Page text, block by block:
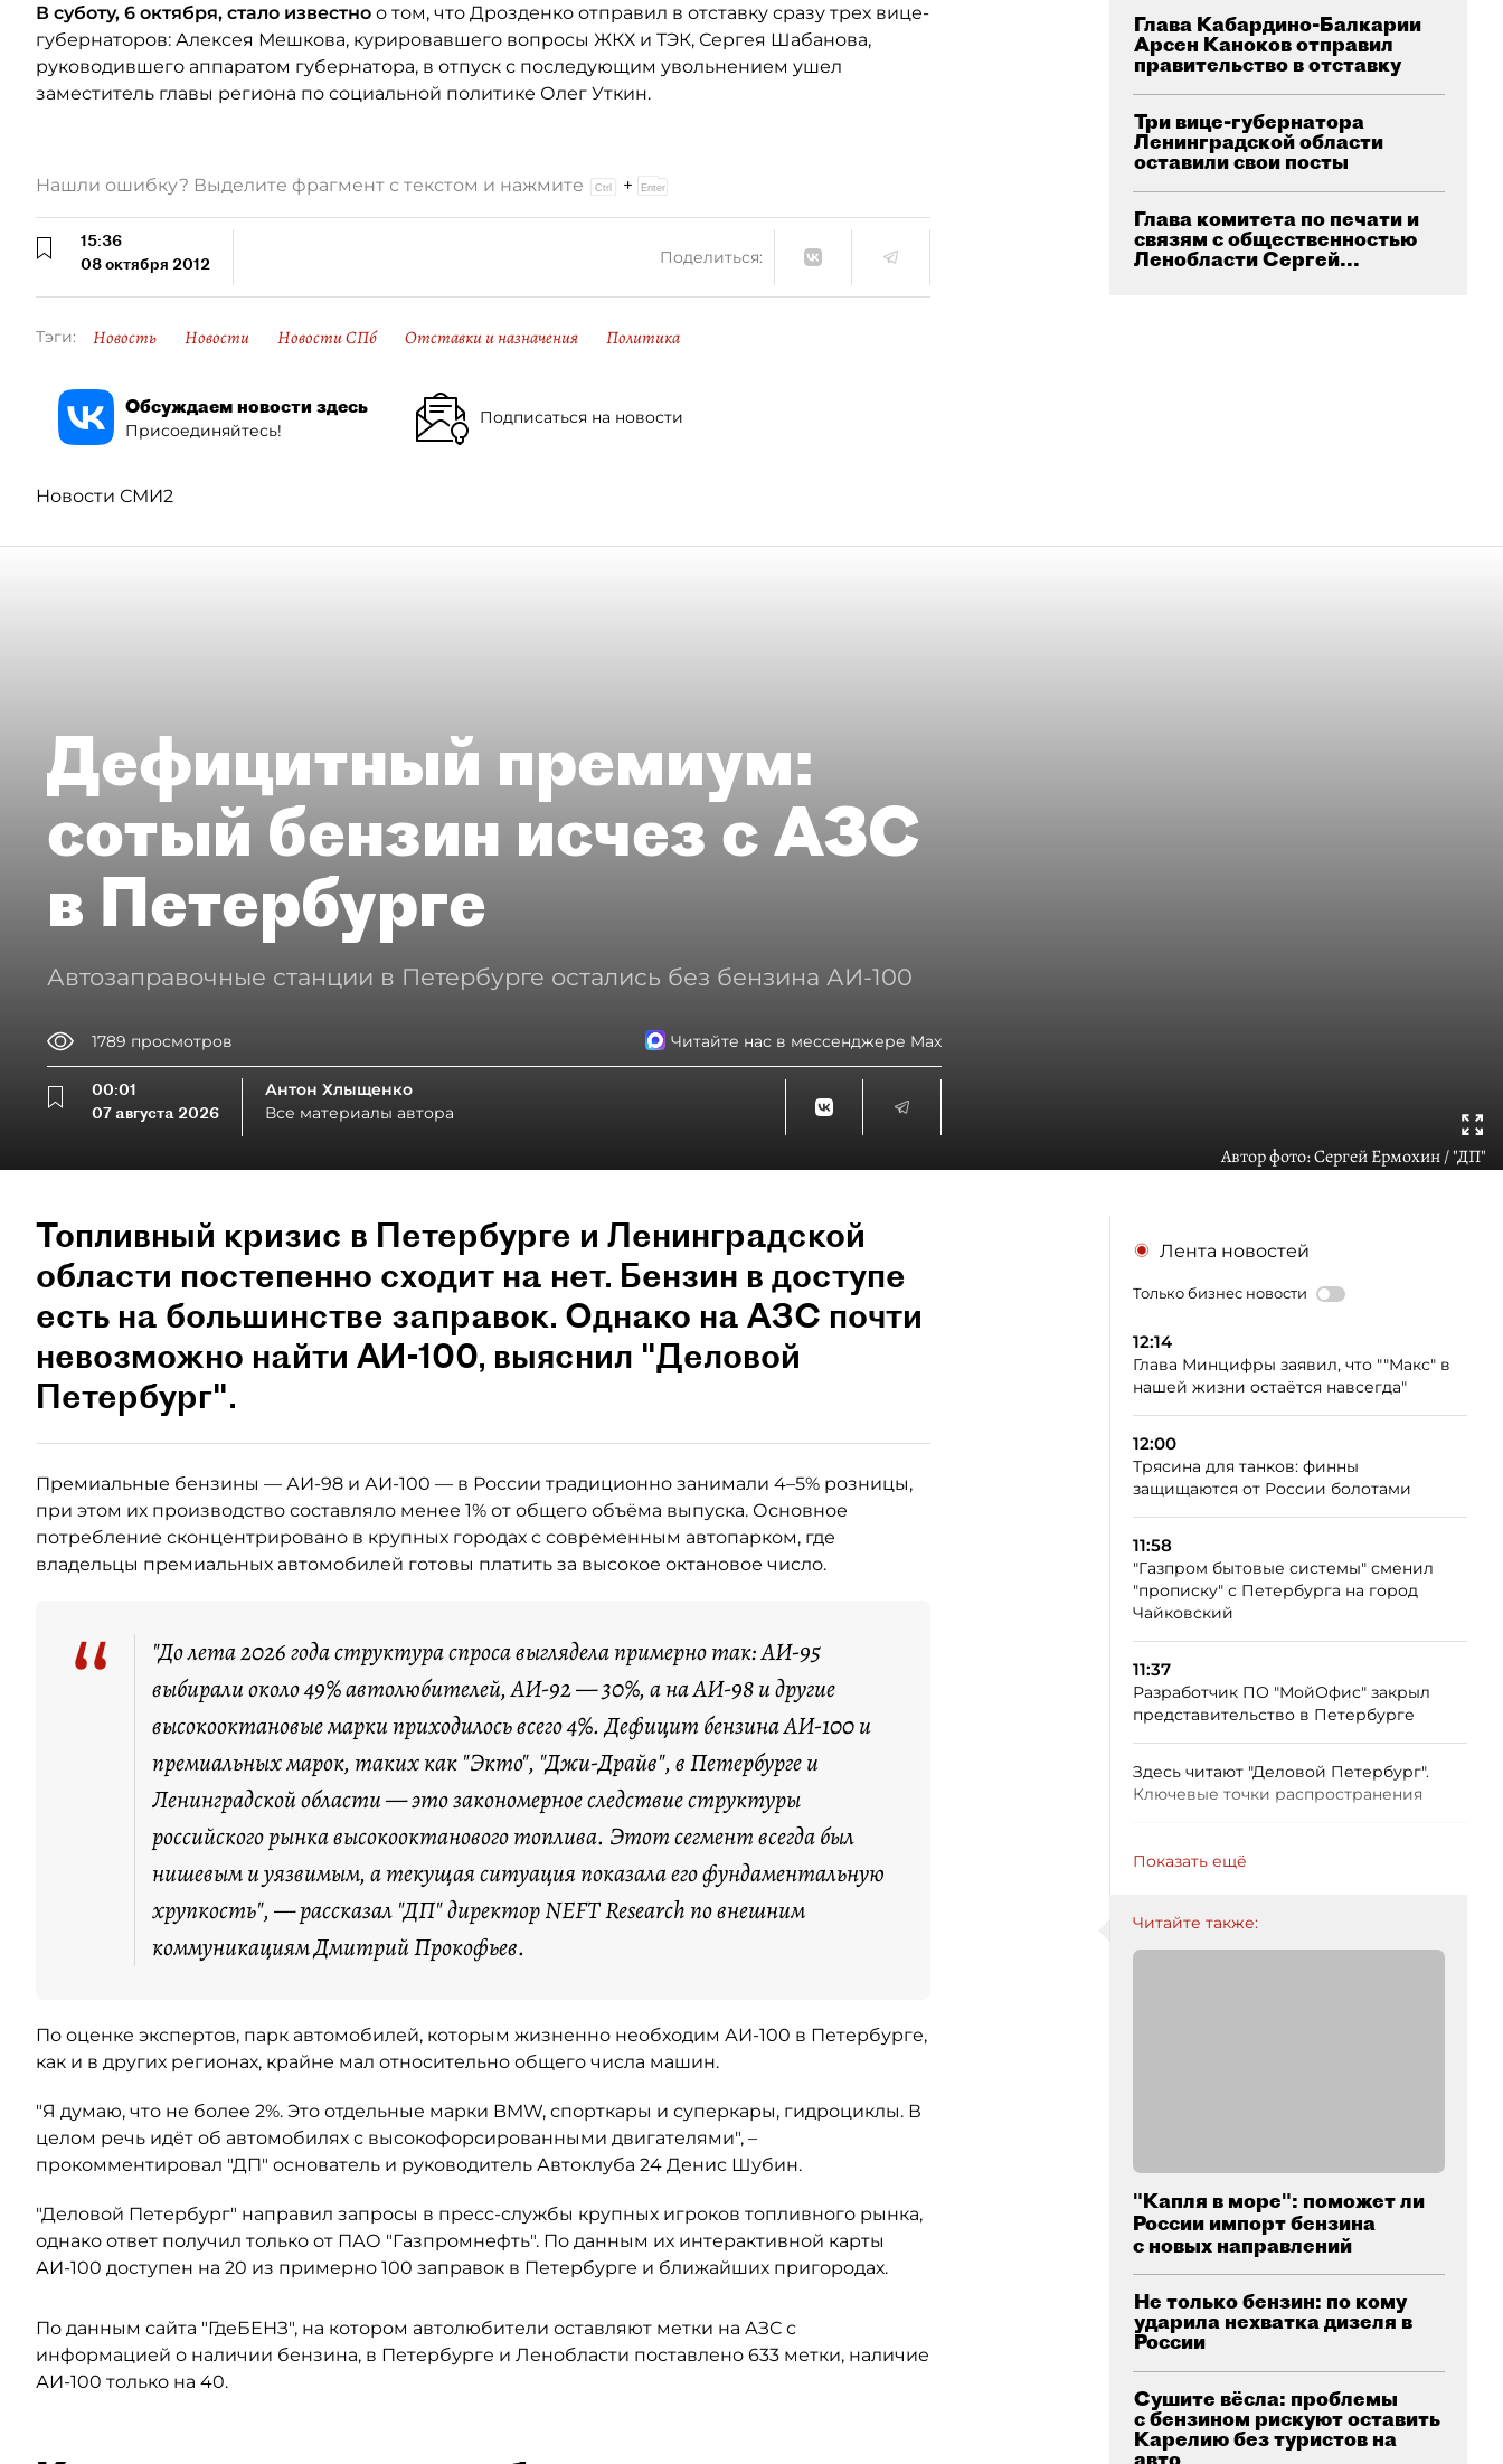
В суботу, 6 октября, стало известно о том, что Дрозденко отправил в отставку сразу трех вице-
губернаторов: Алексея Мешкова, курировавшего вопросы ЖКХ и ТЭК, Сергея Шабанова,
руководившего аппаратом губернатора, в отпуск с последующим увольнением ушел
заместитель главы региона по социальной политике Олег Уткин.
Глава Кабардино-Балкарии
Арсен Каноков отправил
правительство в отставку
Три вице-губернатора
Ленинградской области
оставили свои посты
Глава комитета по печати и
связям с общественностью
Ленобласти Сергей...
Нашли ошибку? Выделите фрагмент с текстом и нажмите +
15:36
08 октября 2012
Поделиться:
Тэги: Новость Новости Новости СПб Отставки и назначения Политика
Обсуждаем новости здесь
Присоединяйтесь!
Подписаться на новости
Новости СМИ2
Дефицитный премиум:
сотый бензин исчез с АЗС
в Петербурге
Автозаправочные станции в Петербурге остались без бензина АИ-100
1789 просмотров Читайте нас в мессенджере Max
00:01
07 августа 2026
Антон Хлыщенко
Все материалы автора
Автор фото:Сергей Ермохин / "ДП"
Топливный кризис в Петербурге и Ленинградской
области постепенно сходит на нет. Бензин в доступе
есть на большинстве заправок. Однако на АЗС почти
невозможно найти АИ-100, выяснил "Деловой
Петербург".
Премиальные бензины — АИ-98 и АИ-100 — в России традиционно занимали 4–5% розницы,
при этом их производство составляло менее 1% от общего объёма выпуска. Основное
потребление сконцентрировано в крупных городах с современным автопарком, где
владельцы премиальных автомобилей готовы платить за высокое октановое число.
“
"До лета 2026 года структура спроса выглядела примерно так: АИ-95
выбирали около 49% автолюбителей, АИ-92 — 30%, а на АИ-98 и другие
высокооктановые марки приходилось всего 4%. Дефицит бензина АИ-100 и
премиальных марок, таких как "Экто", "Джи-Драйв", в Петербурге и
Ленинградской области — это закономерное следствие структуры
российского рынка высокооктанового топлива. Этот сегмент всегда был
нишевым и уязвимым, а текущая ситуация показала его фундаментальную
хрупкость", — рассказал "ДП" директор NEFT Research по внешним
коммуникациям Дмитрий Прокофьев.
По оценке экспертов, парк автомобилей, которым жизненно необходим АИ-100 в Петербурге,
как и в других регионах, крайне мал относительно общего числа машин.
"Я думаю, что не более 2%. Это отдельные марки BMW, спорткары и суперкары, гидроциклы. В
целом речь идёт об автомобилях с высокофорсированными двигателями", –
прокомментировал "ДП" основатель и руководитель Автоклуба 24 Денис Шубин.
"Деловой Петербург" направил запросы в пресс-службы крупных игроков топливного рынка,
однако ответ получил только от ПАО "Газпромнефть". По данным их интерактивной карты
АИ-100 доступен на 20 из примерно 100 заправок в Петербурге и ближайших пригородах.
По данным сайта "ГдеБЕНЗ", на котором автолюбители оставляют метки на АЗС с
информацией о наличии бензина, в Петербурге и Ленобласти поставлено 633 метки, наличие
АИ-100 только на 40.
Лента новостей
Только бизнес новости
12:14
Глава Минцифры заявил, что ""Макс" в
нашей жизни остаётся навсегда"
12:00
Трясина для танков: финны
защищаются от России болотами
11:58
"Газпром бытовые системы" сменил
"прописку" с Петербурга на город
Чайковский
11:37
Разработчик ПО "МойОфис" закрыл
представительство в Петербурге
Здесь читают "Деловой Петербург".
Ключевые точки распространения
Показать ещё
Читайте также:
"Капля в море": поможет ли
России импорт бензина
с новых направлений
Не только бензин: по кому
ударила нехватка дизеля в
России
Сушите вёсла: проблемы
с бензином рискуют оставить
Карелию без туристов на